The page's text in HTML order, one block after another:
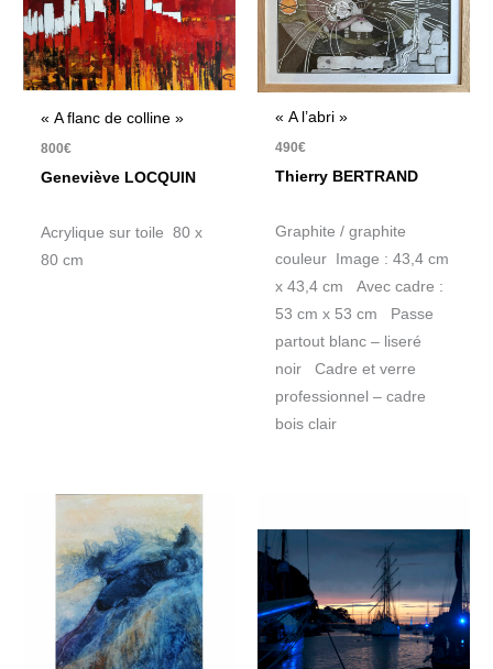
« A flanc de colline »
800€
Geneviève LOCQUIN
Acrylique sur toile 80 x
80 cm
« A l’abri »
490€
Thierry BERTRAND
Graphite / graphite
couleur Image : 43,4 cm
x 43,4 cm Avec cadre :
53 cm x 53 cm Passe
partout blanc – liseré
noir Cadre et verre
professionnel – cadre
bois clair
prix :
360€
540€